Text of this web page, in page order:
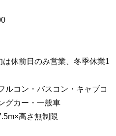
休前日のみ営業、冬季休業1
ルコン・バスコン・キャブコ
グカー・一般車
高さ無制限